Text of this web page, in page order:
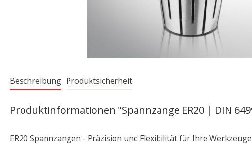
Beschreibung Produktsicherheit
Produktinformationen "Spannzange ER20 | DIN
ER20 Spannzangen - Präzision und Flexibilität für Ihre Werkzeuge